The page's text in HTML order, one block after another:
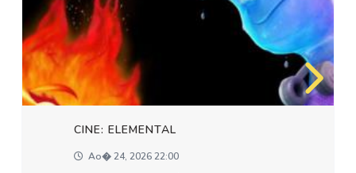
CINE: ELEMENTAL
Ao� 24, 2026 22:00